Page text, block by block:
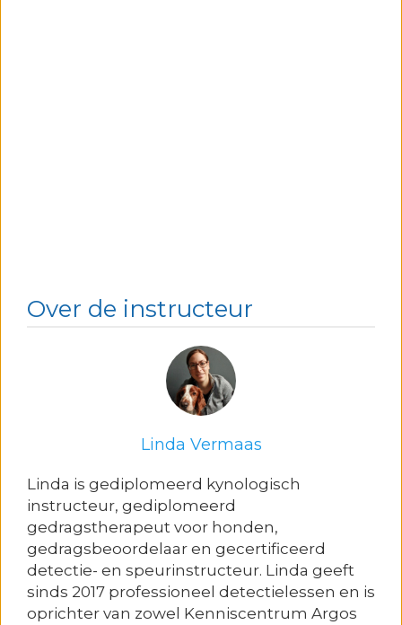
Over de instructeur
Linda Vermaas
Linda is gediplomeerd kynologisch
instructeur, gediplomeerd
gedragstherapeut voor honden,
gedragsbeoordelaar en gecertificeerd
detectie- en speurinstructeur. Linda geeft
sinds 2017 professioneel detectielessen en is
oprichter van zowel Kenniscentrum Argos